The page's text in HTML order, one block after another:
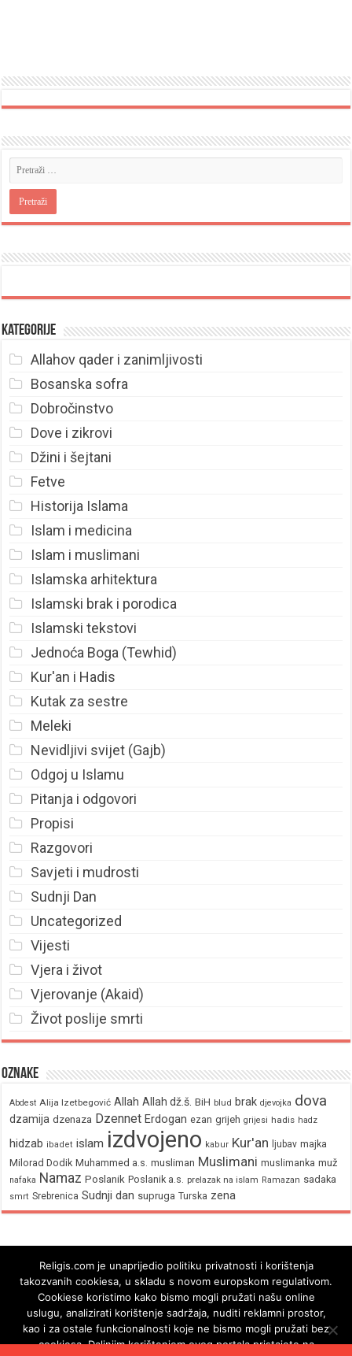
Kategorije
Allahov qader i zanimljivosti
Bosanska sofra
Dobročinstvo
Dove i zikrovi
Džini i šejtani
Fetve
Historija Islama
Islam i medicina
Islam i muslimani
Islamska arhitektura
Islamski brak i porodica
Islamski tekstovi
Jednoća Boga (Tewhid)
Kur'an i Hadis
Kutak za sestre
Meleki
Nevidljivi svijet (Gajb)
Odgoj u Islamu
Pitanja i odgovori
Propisi
Razgovori
Savjeti i mudrosti
Sudnji Dan
Uncategorized
Vijesti
Vjera i život
Vjerovanje (Akaid)
Život poslije smrti
Oznake
Abdest Alija Izetbegović Allah Allah dž.š. BiH blud brak djevojka dova
dzamija dzenaza Dzennet Erdogan ezan grijeh grijesi hadis hadz
hidzab ibadet islam izdvojeno kabur Kur'an ljubav majka
Milorad Dodik Muhammed a.s. musliman Muslimani muslimanka muž
nafaka Namaz Poslanik Poslanik a.s. prelazak na islam Ramazan sadaka
smrt Srebrenica Sudnji dan supruga Turska zena
Religis.com je unaprijedio politiku privatnosti i korištenja
takozvanih cookiesa, u skladu s novom europskom regulativom.
Cookiese koristimo kako bismo mogli pružati našu online
uslugu, analizirati korištenje sadržaja, nuditi reklamni prostor,
kao i za ostale funkcionalnosti koje ne bismo mogli pružati bez
cookiesa. Daljnjim korištenjem ovog portala pristajete na